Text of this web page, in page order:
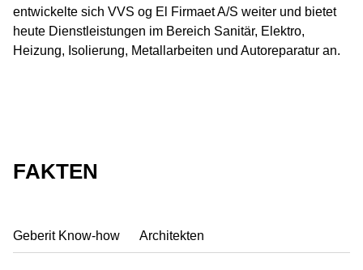
entwickelte sich VVS og El Firmaet A/S weiter und bietet
heute Dienstleistungen im Bereich Sanitär, Elektro,
Heizung, Isolierung, Metallarbeiten und Autoreparatur an.
FAKTEN
Geberit Know-how Architekten